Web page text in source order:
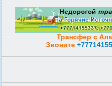
Трансфер с
Звоните